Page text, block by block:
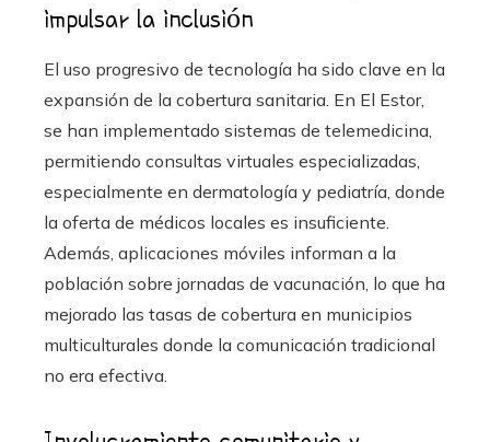
impulsar la inclusión
El uso progresivo de tecnología ha sido clave en la
expansión de la cobertura sanitaria. En El Estor,
se han implementado sistemas de telemedicina,
permitiendo consultas virtuales especializadas,
especialmente en dermatología y pediatría, donde
la oferta de médicos locales es insuficiente.
Además, aplicaciones móviles informan a la
población sobre jornadas de vacunación, lo que ha
mejorado las tasas de cobertura en municipios
multiculturales donde la comunicación tradicional
no era efectiva.